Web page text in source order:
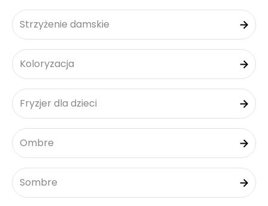
Strzyżenie damskie
Koloryzacja
Fryzjer dla dzieci
Ombre
Sombre